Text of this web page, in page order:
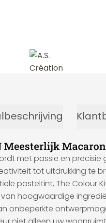
Meesterlijk Macaron
met passie en precisie
tot uitdrukking te
pasteltint, The Colour
hoogwaardige
onbeperkte